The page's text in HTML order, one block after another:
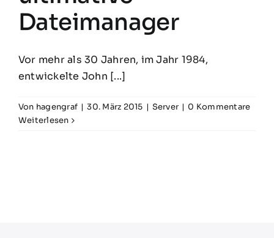
Dateimanager
Vor mehr als 30 Jahren, im Jahr 1984,
entwickelte John [...]
Von hagengraf | 30. März 2015 | Server | 0 Kommentare
Weiterlesen